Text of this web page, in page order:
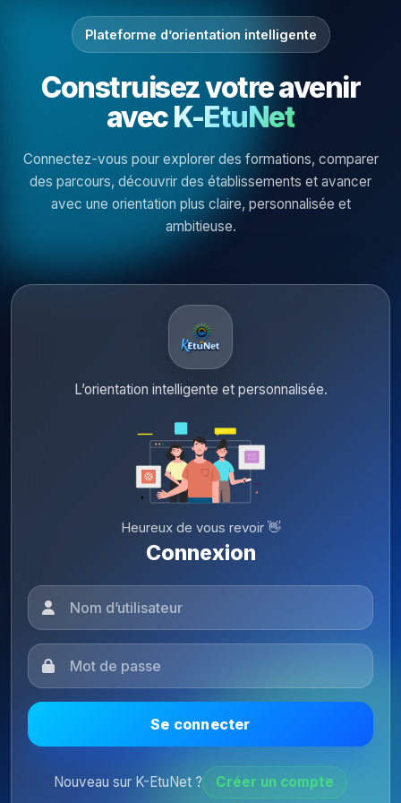
Plateforme d’orientation intelligente
Construisez votre avenir
avecK-EtuNet
Connectez-vous pour explorer des formations, comparer
des parcours, découvrir des établissements et avancer
avec une orientation plus claire, personnalisée et
ambitieuse.
L’orientation intelligente et personnalisée.
Heureux de vous revoir 👋
Connexion
Se connecter
Nouveau sur K-EtuNet ? Créer un compte